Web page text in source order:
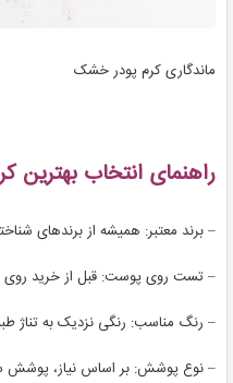
ماندگاری کرم پودر خشک
راهنمای انتخاب
– برند معتبر: همیشه از برندهای
– تست روی پوست: قبل از خرید
– رنگ مناسب: رنگی نزدیک به تناژ
– نوع پوشش: بر اساس نیاز، پوشش